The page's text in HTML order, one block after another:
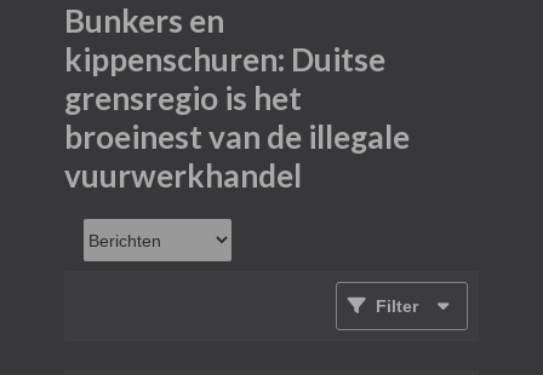
Bunkers en
kippenschuren: Duitse
grensregio is het
broeinest van de illegale
vuurwerkhandel
Filter